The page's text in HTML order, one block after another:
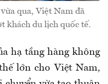
qua, Việt Nam đã
khách du lịch quốc tế.
hạ tầng hàng không
lớn cho Việt Nam,